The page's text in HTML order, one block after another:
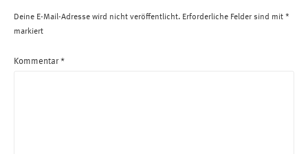
Deine E-Mail-Adresse wird nicht veröffentlicht. Erforderliche Felder sind mit *
markiert
Kommentar*